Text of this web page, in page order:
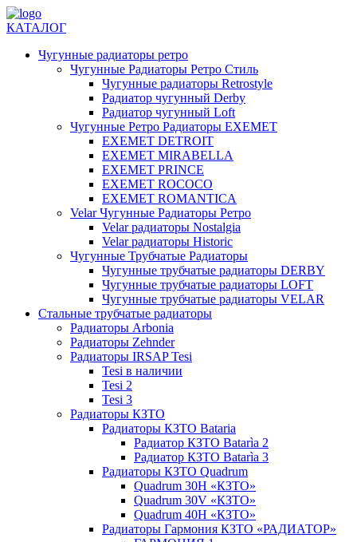
КАТАЛОГ
Чугунные радиаторы ретро
Чугунные Радиаторы Ретро Стиль
Чугунные радиаторы Retrostyle
Радиатор чугунный Derby
Радиатор чугунный Loft
Чугунные Ретро Радиаторы EXEMET
EXEMET DETROIT
EXEMET MIRABELLA
EXEMET PRINCE
EXEMET ROCOCO
EXEMET ROMANTICA
Velar Чугунные Радиаторы Ретро
Velar радиаторы Nostalgia
Velar радиаторы Historic
Чугунные Трубчатые Радиаторы
Чугунные трубчатые радиаторы DERBY
Чугунные трубчатые радиаторы LOFT
Чугунные трубчатые радиаторы VELAR
Стальные трубчатые радиаторы
Радиаторы Arbonia
Радиаторы Zehnder
Радиаторы IRSAP Tesi
Tesi в наличии
Tesi 2
Tesi 3
Радиаторы КЗТО
Радиаторы КЗТО Bataria
Радиатор КЗТО Batarìa 2
Радиатор КЗТО Batarìa 3
Радиаторы КЗТО Quadrum
Quadrum 30H «КЗТО»
Quadrum 30V «КЗТО»
Quadrum 40H «КЗТО»
Радиаторы Гармония КЗТО «РАДИАТОР»